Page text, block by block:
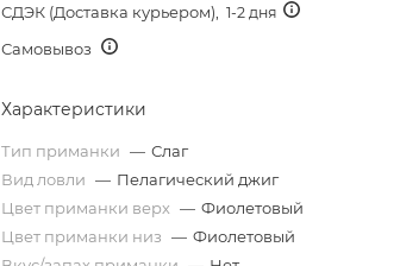
СДЭК (Доставка курьером), 1-2 дня
Самовывоз
Характеристики
Тип приманки — Слаг
Вид ловли — Пелагический джиг
Цвет приманки верх — Фиолетовый
Цвет приманки низ — Фиолетовый